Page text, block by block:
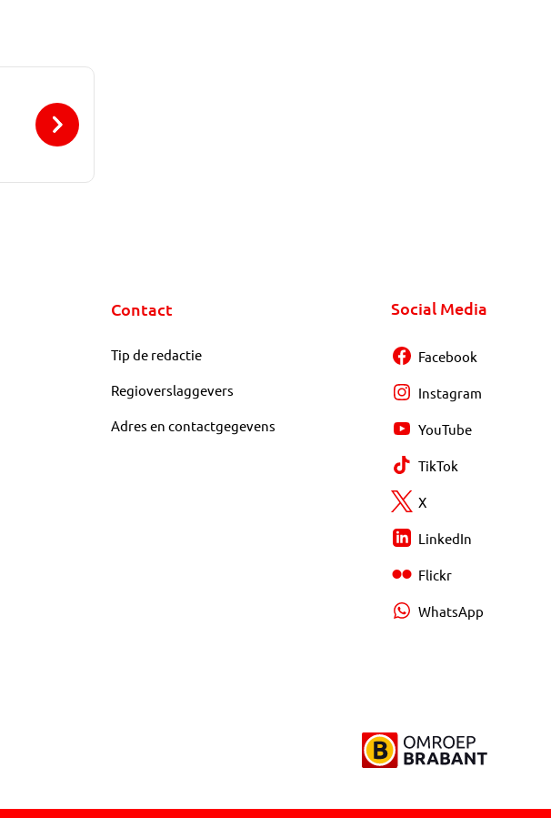
Contact
Tip de redactie
Regioverslaggevers
Adres en contactgegevens
Social Media
Facebook
Instagram
YouTube
TikTok
X
LinkedIn
Flickr
WhatsApp